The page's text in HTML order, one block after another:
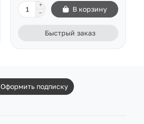
В корзину
Быстрый заказ
Оформить подписку